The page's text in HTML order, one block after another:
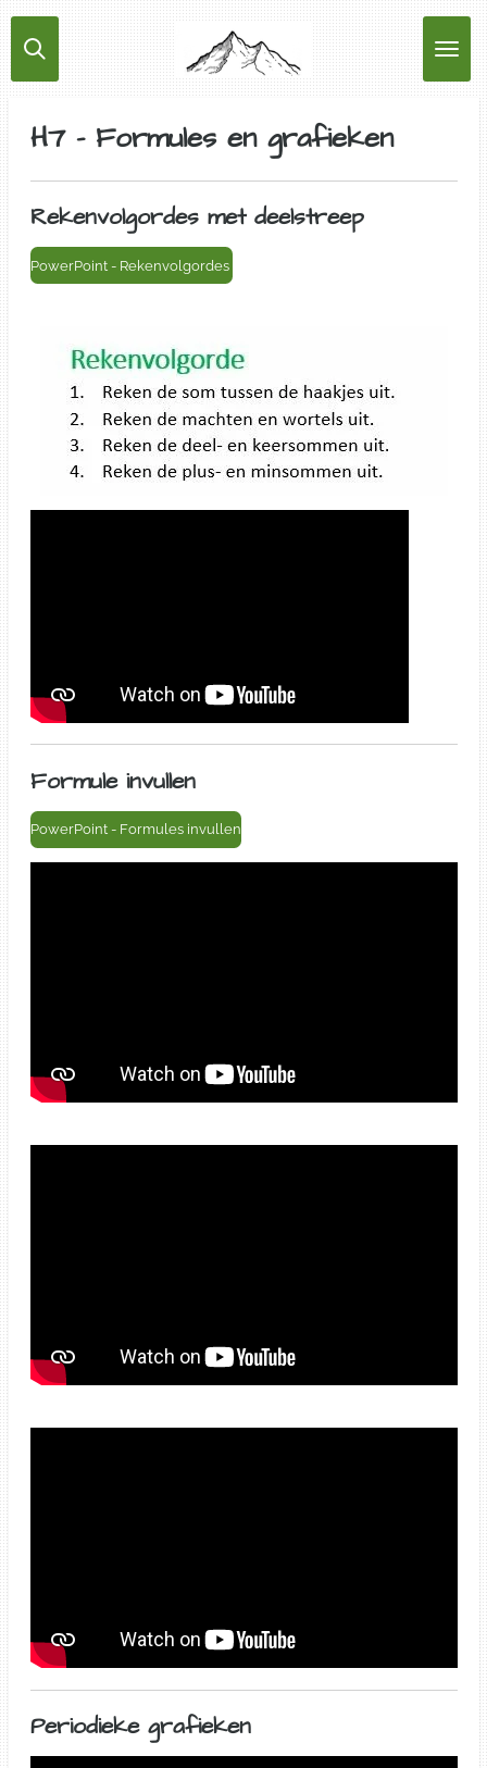
Ga
direct
naar
de
hoofdinhoud
H7 - Formules en grafieken
Rekenvolgordes met deelstreep
PowerPoint - Rekenvolgordes
Formule invullen
PowerPoint - Formules invullen
Periodieke grafieken